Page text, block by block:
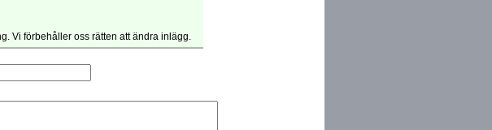
Vi förbehåller oss rätten att ändra inlägg.